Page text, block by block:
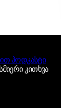
პოდკასტი
კითხვა